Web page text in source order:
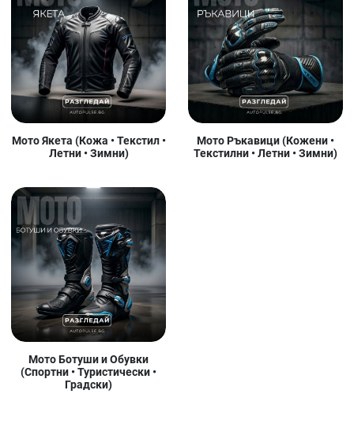
Мото Якета (Кожа • Текстил •
Летни • Зимни)
Мото Ръкавици (Кожени •
Текстилни • Летни • Зимни)
Мото Ботуши и Обувки
(Спортни • Туристически •
Градски)